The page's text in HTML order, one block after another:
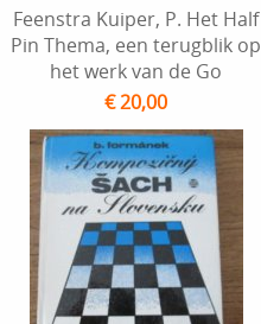
Feenstra Kuiper, P. Het Half
Pin Thema, een terugblik op
het werk van de Go
€ 20,00